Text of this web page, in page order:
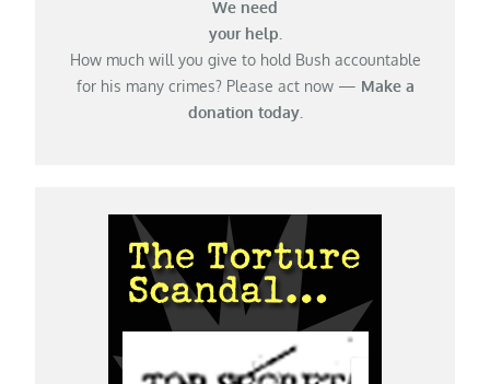
We need
your help.
How much will you give to hold Bush accountable
for his many crimes? Please act now — Make a
donation today.